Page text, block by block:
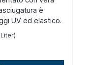
è
UV ed elastico.